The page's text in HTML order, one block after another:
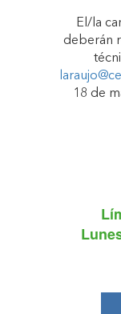
El/la
deberán
18 de